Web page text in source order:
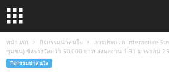
หน้าแรก กิจกรรมน่าสนใจ
การประกวด Interactive
ชุมชน) ชิงรางวัลกว่า 50,000 บาท ส่งผลงาน 1-31 มกราคม
กิจกรรมน่าสนใจ